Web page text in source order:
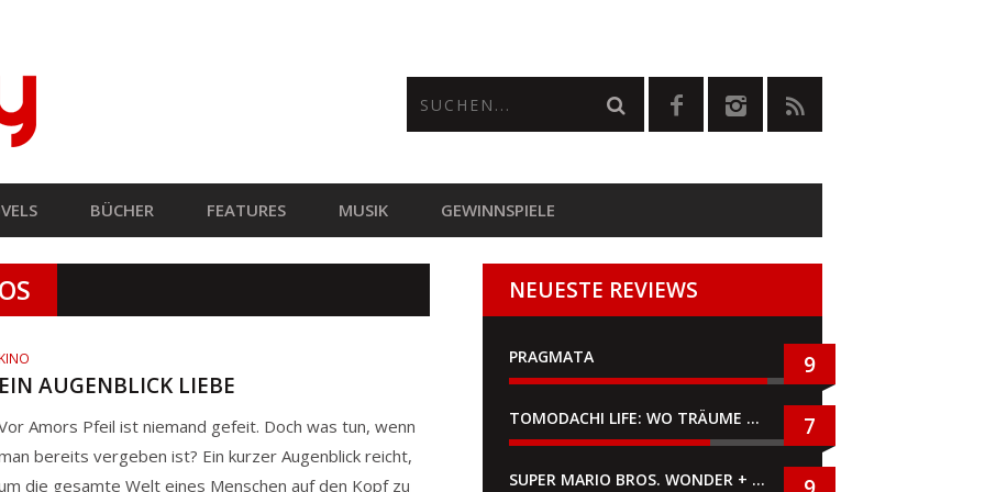
BÜCHER FEATURES MUSIK GEWINNSPIELE
KINO
EIN AUGENBLICK LIEBE
Amors Pfeil ist niemand gefeit. Doch was tun, wenn
bereits vergeben ist? Ein kurzer Augenblick reicht,
die gesamte Welt eines Menschen auf den Kopf zu
NEUESTE REVIEWS
PRAGMATA 9
TOMODACHI LIFE: WO TRÄUME WAHR WERDEN 7
SUPER MARIO BROS. WONDER + GEMEINSAM IM BELLABEL-PARK